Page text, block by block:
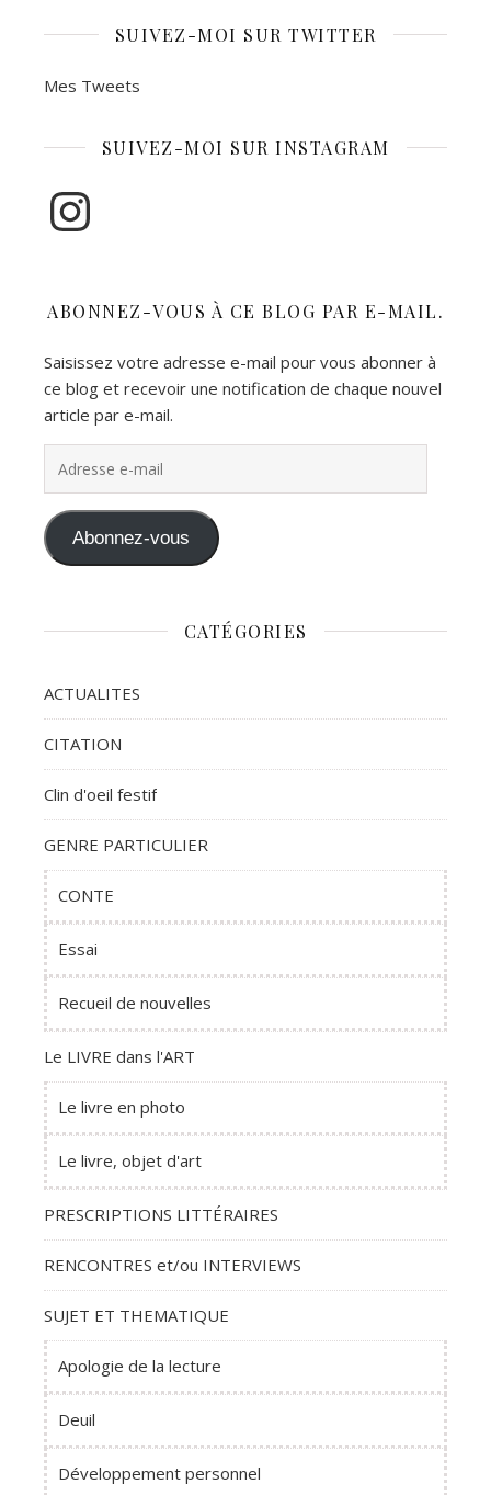
SUIVEZ-MOI SUR TWITTER
Mes Tweets
SUIVEZ-MOI SUR INSTAGRAM
Instagram
ABONNEZ-VOUS À CE BLOG PAR E-MAIL.
Saisissez votre adresse e-mail pour vous abonner à
ce blog et recevoir une notification de chaque nouvel
article par e-mail.
Abonnez-vous
CATÉGORIES
ACTUALITES
CITATION
Clin d'oeil festif
GENRE PARTICULIER
CONTE
Essai
Recueil de nouvelles
Le LIVRE dans l'ART
Le livre en photo
Le livre, objet d'art
PRESCRIPTIONS LITTÉRAIRES
RENCONTRES et/ou INTERVIEWS
SUJET ET THEMATIQUE
Apologie de la lecture
Deuil
Développement personnel